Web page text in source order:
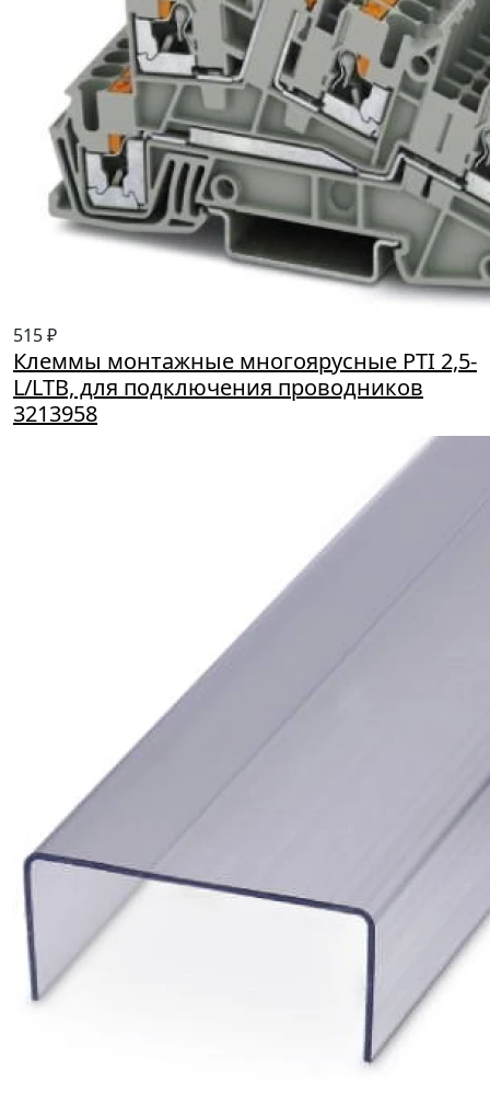
515 ₽
Клеммы монтажные многоярусные PTI 2,5-
L/LTB, для подключения проводников
3213958